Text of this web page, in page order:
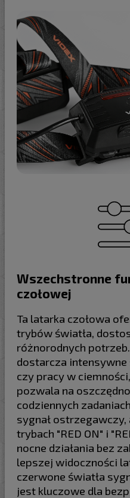
Wszechstronne
czołowej
Ta latarka czołowa
trybów światła,
różnorodnych
dostarcza
czy pracy w
pozwala na
codziennych
sygnał
trybach "RED ON" i
nocne działania bez
lepszej widoczności
czerwone światła
jest kluczowe dla